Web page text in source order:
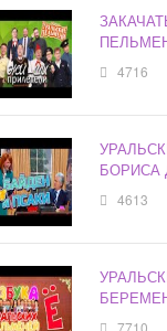
4716
4613